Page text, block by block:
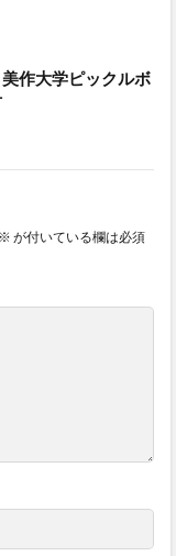
作大学ピックルボ
※ が付いている欄は必須